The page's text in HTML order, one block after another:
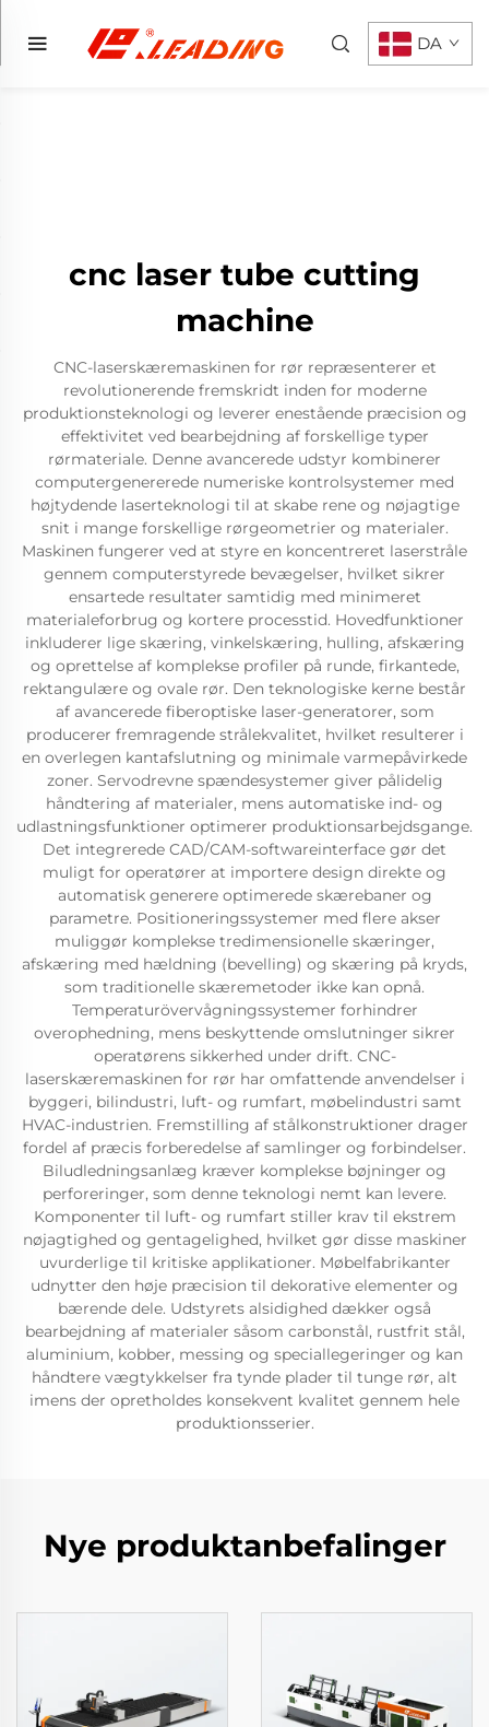
DA
cnc laser tube cutting
machine
CNC-laserskæremaskinen for rør repræsenterer et
revolutionerende fremskridt inden for moderne
produktionsteknologi og leverer enestående præcision og
effektivitet ved bearbejdning af forskellige typer
rørmateriale. Denne avancerede udstyr kombinerer
computergenererede numeriske kontrolsystemer med
højtydende laserteknologi til at skabe rene og nøjagtige
snit i mange forskellige rørgeometrier og materialer.
Maskinen fungerer ved at styre en koncentreret laserstråle
gennem computerstyrede bevægelser, hvilket sikrer
ensartede resultater samtidig med minimeret
materialeforbrug og kortere processtid. Hovedfunktioner
inkluderer lige skæring, vinkelskæring, hulling, afskæring
og oprettelse af komplekse profiler på runde, firkantede,
rektangulære og ovale rør. Den teknologiske kerne består
af avancerede fiberoptiske laser-generatorer, som
producerer fremragende strålekvalitet, hvilket resulterer i
en overlegen kantafslutning og minimale varmepåvirkede
zoner. Servodrevne spændesystemer giver pålidelig
håndtering af materialer, mens automatiske ind- og
udlastningsfunktioner optimerer produktionsarbejdsgange.
Det integrerede CAD/CAM-softwareinterface gør det
muligt for operatører at importere design direkte og
automatisk generere optimerede skærebaner og
parametre. Positioneringssystemer med flere akser
muliggør komplekse tredimensionelle skæringer,
afskæring med hældning (bevelling) og skæring på kryds,
som traditionelle skæremetoder ikke kan opnå.
Temperaturövervågningssystemer forhindrer
overophedning, mens beskyttende omslutninger sikrer
operatørens sikkerhed under drift. CNC-
laserskæremaskinen for rør har omfattende anvendelser i
byggeri, bilindustri, luft- og rumfart, møbelindustri samt
HVAC-industrien. Fremstilling af stålkonstruktioner drager
fordel af præcis forberedelse af samlinger og forbindelser.
Biludledningsanlæg kræver komplekse bøjninger og
perforeringer, som denne teknologi nemt kan levere.
Komponenter til luft- og rumfart stiller krav til ekstrem
nøjagtighed og gentagelighed, hvilket gør disse maskiner
uvurderlige til kritiske applikationer. Møbelfabrikanter
udnytter den høje præcision til dekorative elementer og
bærende dele. Udstyrets alsidighed dækker også
bearbejdning af materialer såsom carbonstål, rustfrit stål,
aluminium, kobber, messing og speciallegeringer og kan
håndtere vægtykkelser fra tynde plader til tunge rør, alt
imens der opretholdes konsekvent kvalitet gennem hele
produktionsserier.
Nye produktanbefalinger